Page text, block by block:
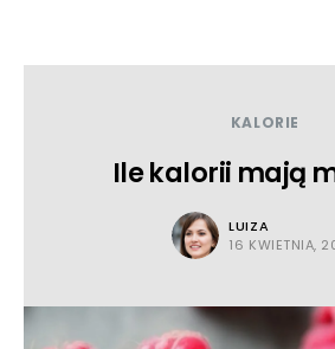
KALORIE
Ile kalorii mają
LUIZA
16 KWIETNIA,